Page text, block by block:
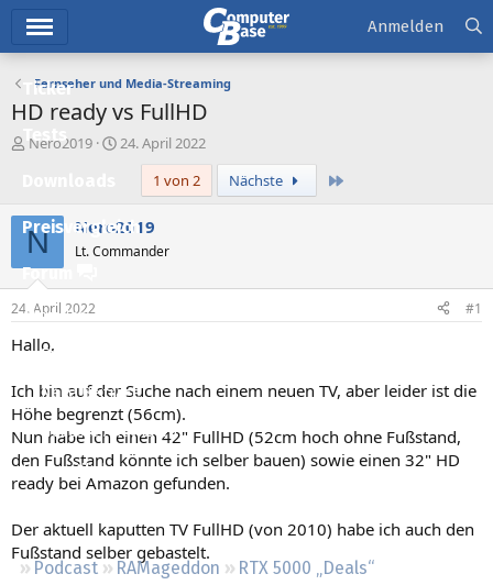
Ticker
Tests
Preisvergleich
Forum
Aktuelles
Empfohlene Inhalte
Neue Beiträge
Neueste Aktivitäten
Leserartikel
Podcast RAMageddon
RTX 5000 „Deals“
Anmelden
Fernseher und Media-Streaming
HD ready vs FullHD
E
e
e
Nero2019
E
e
l
m
24. April 2022
1 von 2
Nächste
N Nero2019
Lt. Commander
24. April 2022 #1
Hallo,
Ich bin auf der Suche nach einem neuen TV, aber leider ist die
Höhe begrenzt (56cm).
Nun habe ich einen 42" FullHD (52cm hoch ohne Fußstand,
den Fußstand könnte ich selber bauen) sowie einen 32" HD
ready bei Amazon gefunden.
Der aktuell kaputten TV FullHD (von 2010) habe ich auch den
Fußstand selber gebastelt.